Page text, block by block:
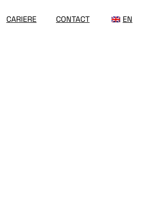
CARIERE CONTACT EN